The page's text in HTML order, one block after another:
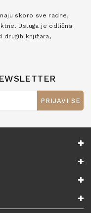
skoro sve radne,
Usluga je odlična
drugih knjižara,
PRIJAVI SE